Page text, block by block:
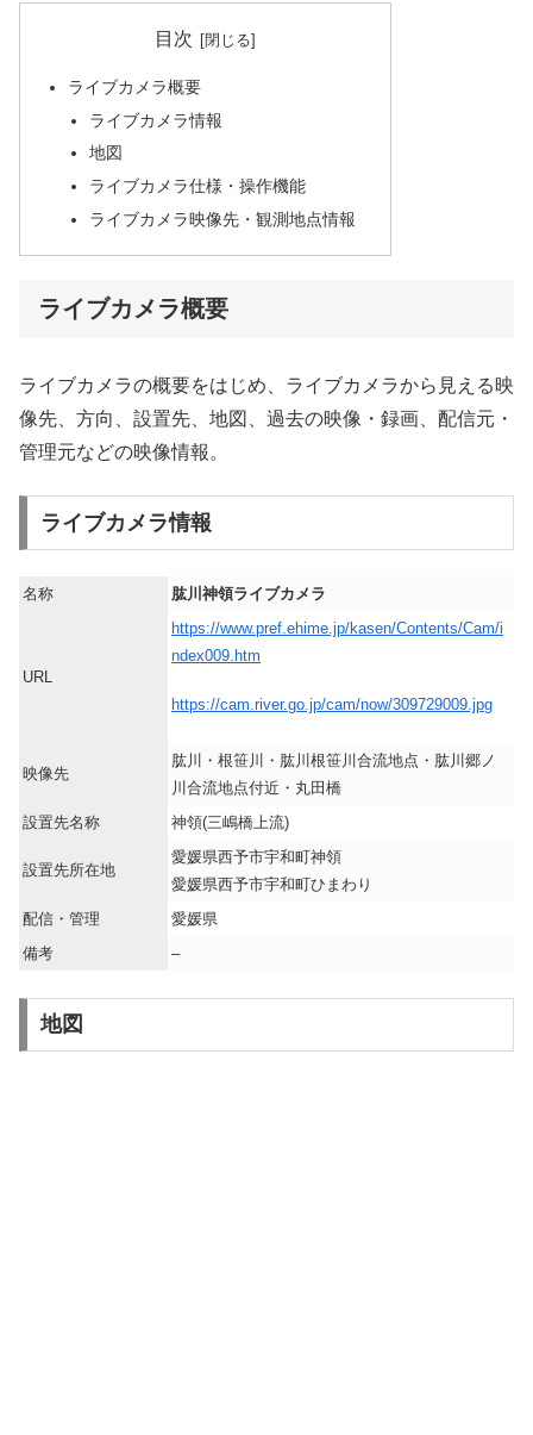
目次
ライブカメラ概要
ライブカメラ情報
地図
ライブカメラ仕様・操作機能
ライブカメラ映像先・観測地点情報
ライブカメラ概要
ライブカメラの概要をはじめ、ライブカメラから見える映
像先、方向、設置先、地図、過去の映像・録画、配信元・
管理元などの映像情報。
ライブカメラ情報
名称 肱川神領ライブカメラ
URL
https://www.pref.ehime.jp/kasen/Contents/Cam/i
ndex009.htm
https://cam.river.go.jp/cam/now/309729009.jpg
映像先
肱川・根笹川・肱川根笹川合流地点・肱川郷ノ
川合流地点付近・丸田橋
設置先名称
神領(三嶋橋上流)
設置先所在地
愛媛県西予市宇和町神領
愛媛県西予市宇和町ひまわり
配信・管理
愛媛県
備考
–
地図